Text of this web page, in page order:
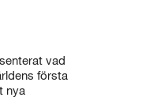
vad
första
nya